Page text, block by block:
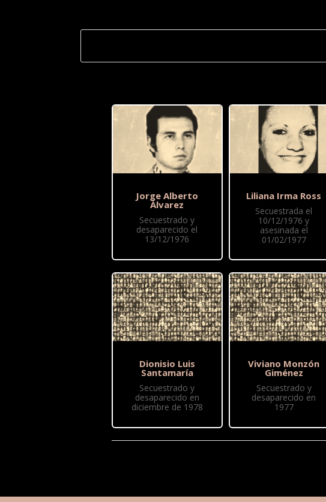
Jorge Alberto
Álvarez
Secuestrado y
desaparecido el
13/12/1976
Dionisio Luis
Santamaría
Secuestrado y
desaparecido en
diciembre de 1978
Liliana Irma Ross
Secuestrada el
10/12/1976 y
asesinada el
01/02/1977
Viviano Monzón
Giménez
Secuestrado y
desaparecido en
1977